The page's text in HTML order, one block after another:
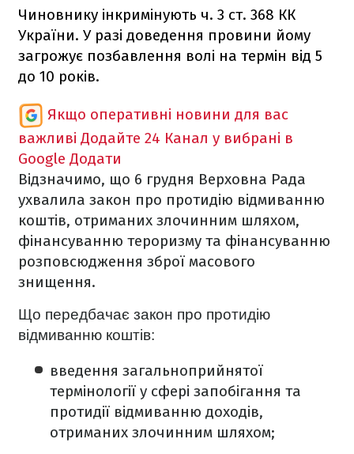
Чиновнику інкримінують ч. 3 ст. 368 КК
України. У разі доведення провини йому
загрожує позбавлення волі на термін від 5
до 10 років.
Якщо оперативні новини для вас
важливі Додайте 24 Канал у вибрані в
Google Додати
Відзначимо, що 6 грудня Верховна Рада
ухвалила закон про протидію відмиванню
коштів, отриманих злочинним шляхом,
фінансуванню тероризму та фінансуванню
розповсюдження зброї масового
знищення.
Що передбачає закон про протидію
відмиванню коштів:
введення загальноприйнятої
термінології у сфері запобігання та
протидії відмиванню доходів,
отриманих злочинним шляхом;